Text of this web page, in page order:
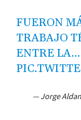
FUERON
TRABAJO
ENTRE LA…
— Jorge